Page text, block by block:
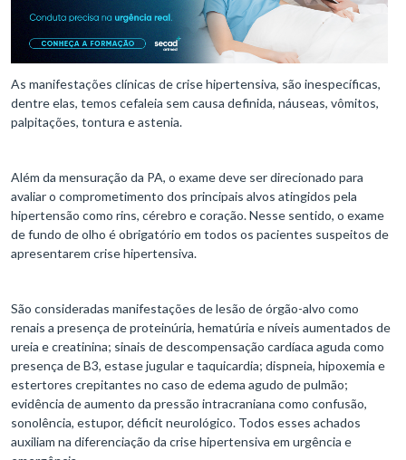
As manifestações clínicas de crise hipertensiva, são inespecíficas,
dentre elas, temos cefaleia sem causa definida, náuseas, vômitos,
palpitações, tontura e astenia.
Além da mensuração da PA, o exame deve ser direcionado para
avaliar o comprometimento dos principais alvos atingidos pela
hipertensão como rins, cérebro e coração. Nesse sentido, o exame
de fundo de olho é obrigatório em todos os pacientes suspeitos de
apresentarem crise hipertensiva.
São consideradas manifestações de lesão de órgão-alvo como
renais a presença de proteinúria, hematúria e níveis aumentados de
ureia e creatinina; sinais de descompensação cardíaca aguda como
presença de B3, estase jugular e taquicardia; dispneia, hipoxemia e
estertores crepitantes no caso de edema agudo de pulmão;
evidência de aumento da pressão intracraniana como confusão,
sonolência, estupor, déficit neurológico. Todos esses achados
auxiliam na diferenciação da crise hipertensiva em urgência e